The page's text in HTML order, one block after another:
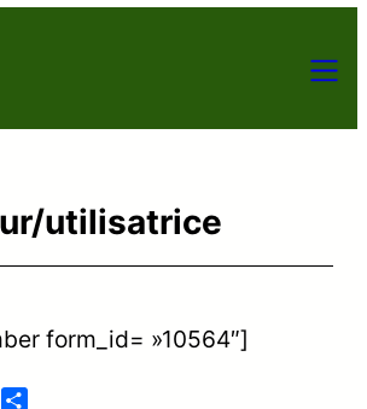
utilisatrice
form_id= »10564″]
Email